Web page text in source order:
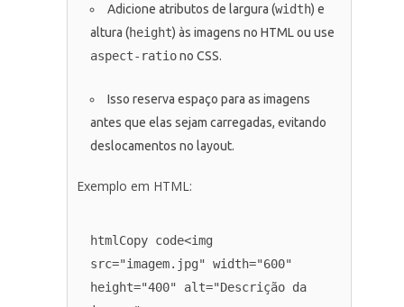
Adicione atributos de largura (width) e
altura (height) às imagens no HTML ou use
aspect-rationo CSS.
Isso reserva espaço para as imagens
antes que elas sejam carregadas, evitando
deslocamentos no layout.
Exemplo em HTML:
htmlCopy code<img
src="imagem.jpg" width="600"
height="400" alt="Descrição da